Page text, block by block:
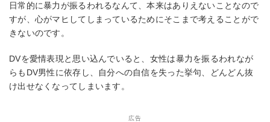
日常的に暴力が振るわれるなんて、本来はありえないことなので
すが、心がマヒしてしまっているためにそこまで考えることがで
きないのです。
DVを愛情表現と思い込んでいると、女性は暴力を振るわれなが
らもDV男性に依存し、自分への自信を失った挙句、どんどん抜
け出せなくなってしまいます。
広告